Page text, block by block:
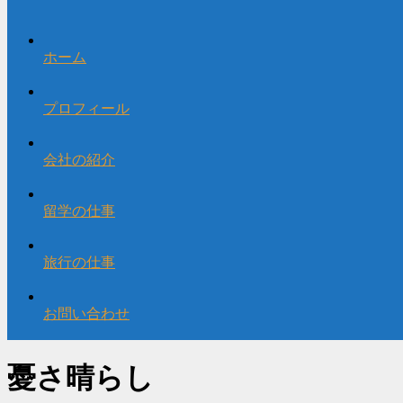
ホーム
プロフィール
会社の紹介
留学の仕事
旅行の仕事
お問い合わせ
憂さ晴らし